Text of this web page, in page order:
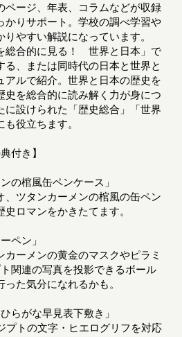
ページ、年表、コラムなどが収録
かりサポート。学校の調べ学習や
やすい解説になっています。
総合的に見る！ 世界と日本」で
る、または同時代の日本と世界と
アルで紹介。世界と日本の歴史を
史を総合的に読み解く力が身につ
に設けられた「歴史総合」「世界
役立ちます。
付き】
の棺風缶ペンケース」
、ツタンカーメンの棺風の缶ペン
ロマンをかきたてます。
ペン」
カーメンの黄金のマスクやピラミ
関連の写真を投影できるボール
た気分になれるかも。
らがな早見表下敷き」
プトの文字・ヒエログリフを対応